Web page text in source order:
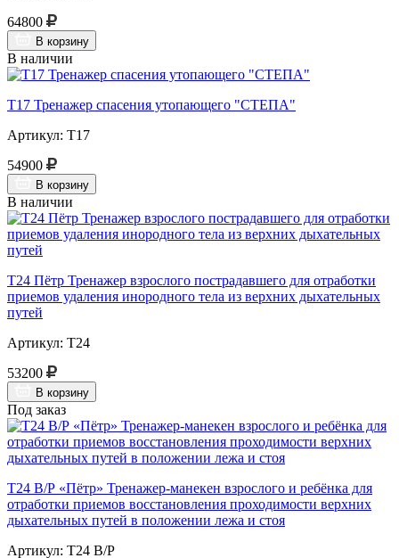
64800
В корзину
В наличии
Т17 Тренажер спасения утопающего "СТЕПА"
Артикул: Т17
54900
В корзину
В наличии
Т24 Пётр Тренажер взрослого пострадавшего для отработки
приемов удаления инородного тела из верхних дыхательных
путей
Артикул: Т24
53200
В корзину
Под заказ
Т24 В/Р «Пётр» Тренажер-манекен взрослого и ребёнка для
отработки приемов восстановления проходимости верхних
дыхательных путей в положении лежа и стоя
Артикул: Т24 В/Р